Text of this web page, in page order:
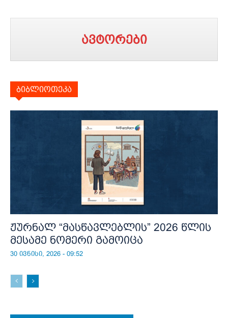
ავტორები
ბიბლიოთეკა
ჟურნალ “მასწავლებლის” 2026 წლის
მესამე ნომერი გამოიცა
30 ივნისი, 2026 - 09:52